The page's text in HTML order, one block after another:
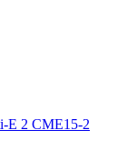
E 2 CME15-2